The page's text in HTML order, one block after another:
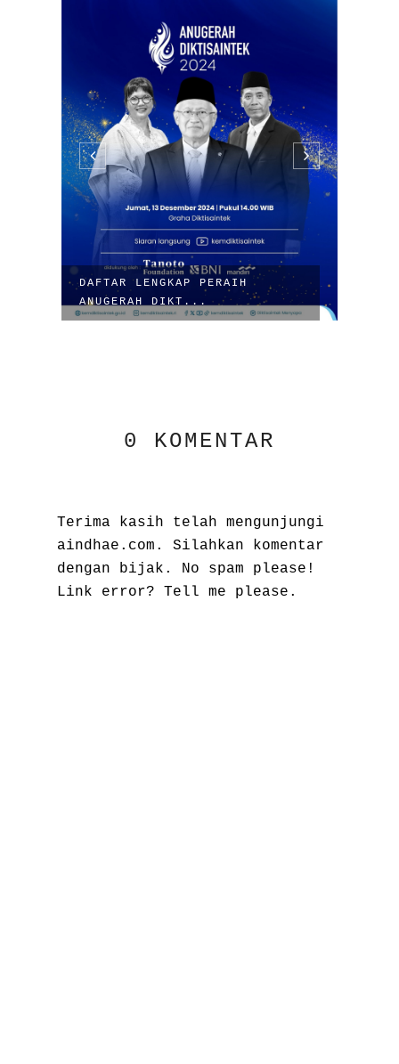
PERAIH ANUGERAH
DIKTISAINTEK 2025
0 KOMENTAR
Terima kasih telah mengunjungi
aindhae.com. Silahkan komentar
dengan bijak. No spam please!
Link error? Tell me please.